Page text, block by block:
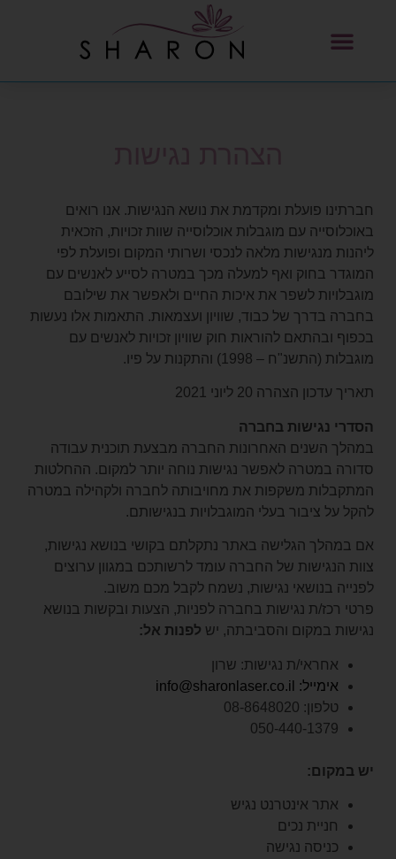
חברתינו פועלת ומקדמת את נושא הנגישות. אנו רואים
באוכלוסייה עם מוגבלות אוכלוסייה שוות זכויות, הזכאית
ליהנות מנגישות מלאה לנכסי ושרותי המקום ופועלת לפי
המוגדר בחוק ואף למעלה מכך במטרה לסייע לאנשים עם
מוגבלויות לשפר את איכות החיים ולאפשר את שילובם
בחברה בדרך של כבוד, שוויון ועצמאות. התאמות אלו נעשות
בכפוף ובהתאם להוראות חוק שוויון זכויות לאנשים עם
מוגבלות (התשנ"ח – 1998) והתקנות על פיו.
תאריך עדכון הצהרה 20 ליוני 2021
הסדרי נגישות בחברה
במהלך השנים האחרונות החברה מבצעת תוכנית עבודה
סדורה במטרה לאפשר נגישות נוחה יותר למקום. ההחלטות
המתקבלות משקפות את מחויבותה לחברה ולקהילה במטרה
להקל על ציבור בעלי המוגבלויות בנגישותם.
אם במהלך הגלישה באתר נתקלתם בקושי בנושא נגישות,
צוות הנגישות של החברה עומד לרשותכם במגוון ערוצים
לפנייה בנושאי נגישות, נשמח לקבל מכם משוב.
פרטי רכז/ת נגישות בחברה לפניות, הצעות ובקשות בנושא
נגישות במקום והסביבתה, יש לפנות אל:
אחראי/ת נגישות: שרון
אימייל: info@sharonlaser.co.il
טלפון: 08-8648020
050-440-1379
יש במקום:
אתר אינטרנט נגיש
חניית נכים
כניסה נגישה